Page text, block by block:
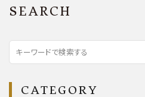
SEARCH
CATEGORY